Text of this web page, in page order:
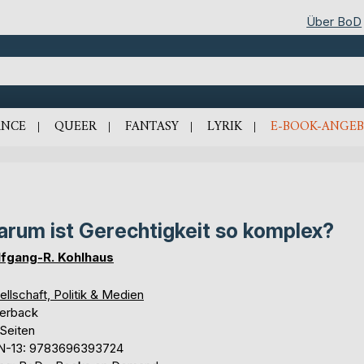
Über BoD
QUEER FANTASY LYRIK E-BOOK-
ist Gerechtigkeit so komplex?
R. Kohlhaus
Politik & Medien
13: 9783696393724